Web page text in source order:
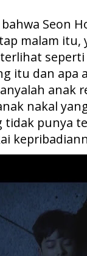
bahwa Seon
malam
itu dan apa
anak
nakal
punya